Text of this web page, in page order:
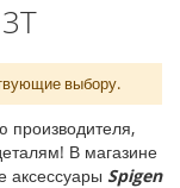
выбору.
производителя,
В магазине
аксессуары Spigen